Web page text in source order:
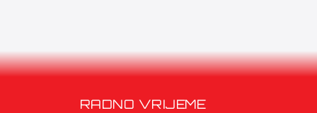
RADNO VRIJEME